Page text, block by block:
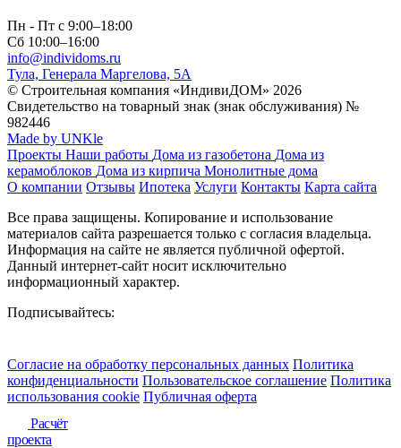
Пн - Пт с 9:00–18:00
Сб 10:00–16:00
info@individoms.ru
Тула, Генерала Маргелова, 5А
© Строительная компания «ИндивиДОМ» 2026
Свидетельство на товарный знак (знак обслуживания) №
982446
Made by UNKle
Проекты Наши работы Дома из газобетона Дома из
керамоблоков Дома из кирпича Монолитные дома
О компании Отзывы Ипотека Услуги Контакты Карта сайта
Все права защищены. Копирование и использование
материалов сайта разрешается только с согласия владельца.
Информация на сайте не является публичной офертой.
Данный интернет-сайт носит исключительно
информационный характер.
Подписывайтесь:
Согласие на обработку персональных данных Политика
конфиденциальности Пользовательское соглашение Политика
использования сookie Публичная оферта
Расчёт
проекта